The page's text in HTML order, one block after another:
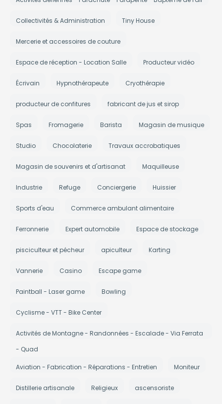
Collectivités & Administration Tiny House
Mercerie et accessoires de couture
Espace de réception - Location Salle Producteur vidéo
Écrivain Hypnothérapeute Cryothérapie
producteur de confitures fabricant de jus et sirop
Spas Fromagerie Barista Magasin de musique
Studio Chocolaterie Travaux accrobatiques
Magasin de souvenirs et d'artisanat Maquilleuse
Industrie Refuge Conciergerie Huissier
Sports d'eau Commerce ambulant alimentaire
Ferronnerie Expert automobile Espace de stockage
pisciculteur et pécheur apiculteur Karting
Vannerie Casino Escape game
Paintball - Laser game Bowling
Cyclisme - VTT - Bike Center
Activités de Montagne - Randonnées - Escalade - Via Ferrata
- Quad
Aviation - Fabrication - Réparations - Entretien Moniteur
Distillerie artisanale Religieux ascensoriste